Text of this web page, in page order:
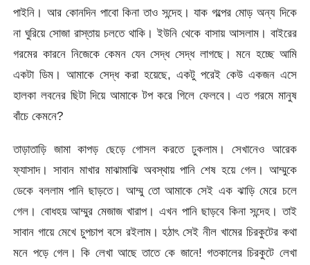
পাইনি। আর কোনদিন পাবো কিনা তাও সন্দেহ। যাক গল্পের মোড় অন্য দিকে
না ঘুরিয়ে সোজা রাস্তায় চলতে থাকি। ইউনি থেকে বাসায় আসলাম। বাইরের
গরমের কারনে নিজেকে কেমন যেন সেদ্ধ সেদ্ধ লাগছে। মনে হচ্ছে আমি
একটা ডিম। আমাকে সেদ্ধ করা হয়েছে, একটু পরেই কেউ একজন এসে
হালকা লবনের ছিটা দিয়ে আমাকে টপ করে গিলে ফেলবে। এত গরমে মানুষ
বাঁচে কেমনে?
তাড়াতাড়ি জামা কাপড় ছেড়ে গোসল করতে ঢুকলাম। সেখানেও আরেক
ফ্যাসাদ। সাবান মাখার মাঝামাঝি অবস্থায় পানি শেষ হয়ে গেল। আম্মুকে
ডেকে বললাম পানি ছাড়তে। আম্মু তো আমাকে সেই এক ঝাড়ি মেরে চলে
গেল। বোধহয় আম্মুর মেজাজ খারাপ। এখন পানি ছাড়বে কিনা সন্দেহ। তাই
সাবান গায়ে মেখে চুপচাপ বসে রইলাম। হঠাৎ সেই নীল খামের চিরকুটের কথা
মনে পড়ে গেল। কি লেখা আছে তাতে কে জানে! গতকালের চিরকুটে লেখা